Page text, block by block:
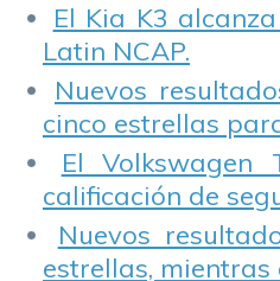
El Kia K3
Latin NCAP.
Nuevos
cinco estrellas
El
calificación de
Nuevos
estrellas, mientras